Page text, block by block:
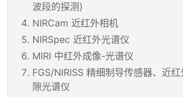
波段的探测)
NIRCam 近红外相机
NIRSpec 近红外光谱仪
MIRI 中红外成像-光谱仪
FGS/NIRISS 精细制导传感器、近
隙光谱仪